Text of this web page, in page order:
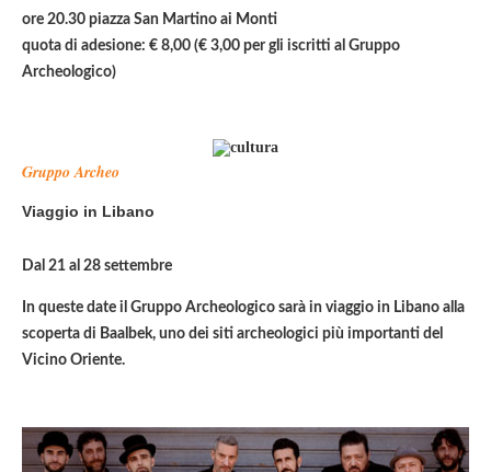
ore 20.30 piazza San Martino ai Monti
quota di adesione: € 8,00 (€ 3,00 per gli iscritti al Gruppo
Archeologico)
Gruppo Archeo
Viaggio in Libano
Dal 21 al 28 settembre
In queste date il Gruppo Archeologico sarà in viaggio in Libano alla
scoperta di Baalbek, uno dei siti archeologici più importanti del
Vicino Oriente.